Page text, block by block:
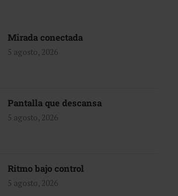
Mirada conectada
5 agosto, 2026
Pantalla que descansa
5 agosto, 2026
Ritmo bajo control
5 agosto, 2026